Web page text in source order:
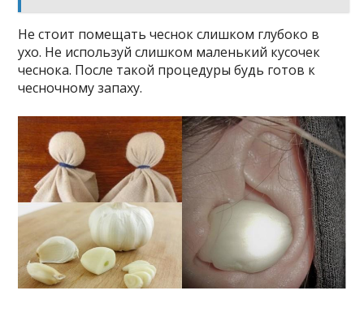
Не стоит помещать чеснок слишком глубоко в
ухо. Не используй слишком маленький кусочек
чеснока. После такой процедуры будь готов к
чесночному запаху.